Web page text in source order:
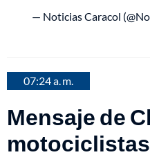
— Noticias Caracol
07:24 a. m.
Mensaje de
motociclistas